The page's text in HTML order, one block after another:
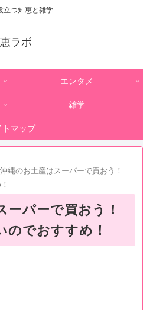
立つ知恵と雑学
ラボ
エンタメ
雑学
トマップ
沖縄のお土産はスーパーで買おう！
ーパーで買おう！
のでおすすめ！